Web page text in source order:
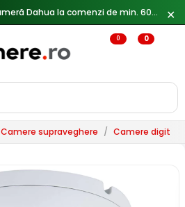
✕
0 0
Camere supraveghere / Camere digitale